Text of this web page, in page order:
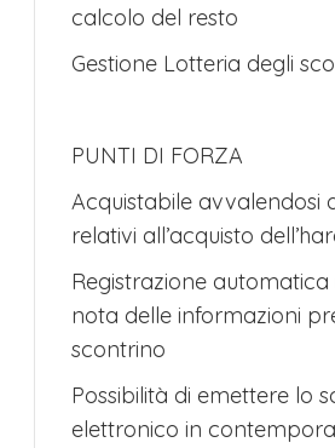
calcolo del resto
Gestione Lotteria degli
PUNTI DI FORZA
Acquistabile avvalendosi
relativi all’acquisto
Registrazione
nota delle informazioni
scontrino
Possibilità di emettere lo
elettronico in